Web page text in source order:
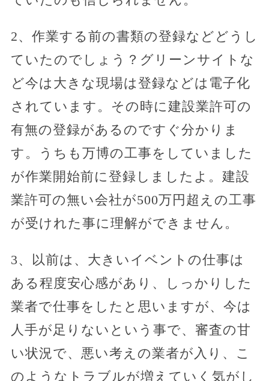
2、作業する前の書類の登録などどうし
ていたのでしょう？グリーンサイトな
ど今は大きな現場は登録などは電子化
されています。その時に建設業許可の
有無の登録があるのですぐ分かりま
す。うちも万博の工事をしていました
が作業開始前に登録しましたよ。建設
業許可の無い会社が500万円超えの工事
が受けれた事に理解ができません。
3、以前は、大きいイベントの仕事は
ある程度安心感があり、しっかりした
業者で仕事をしたと思いますが、今は
人手が足りないという事で、審査の甘
い状況で、悪い考えの業者が入り、こ
のようなトラブルが増えていく気がし